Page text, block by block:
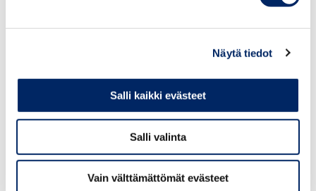
Näytä tiedot
Salli kaikki evästeet
Salli valinta
Vain välttämättömät evästeet
TAPAHTUMAT